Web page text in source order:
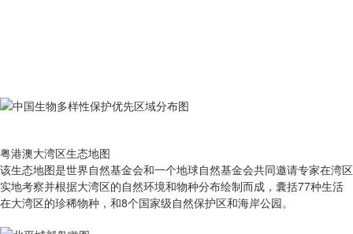
粤港澳大湾区生态地图
该生态地图是世界自然基金会和一个地球自然基金会共同邀请专家在湾区
实地考察并根据大湾区的自然环境和物种分布绘制而成，囊括77种生活
在大湾区的珍稀物种，和8个国家级自然保护区和海岸公园。